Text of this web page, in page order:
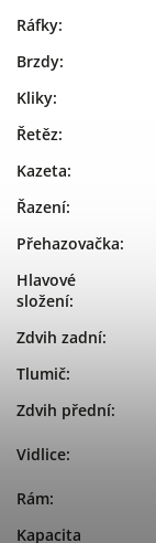
Ráfky:
Brzdy:
Kliky:
Řetěz:
Kazeta:
Řazení:
Přehazovačka:
Hlavové
složení:
Zdvih zadní:
Tlumič:
Zdvih přední:
Vidlice:
Rám:
Kapacita